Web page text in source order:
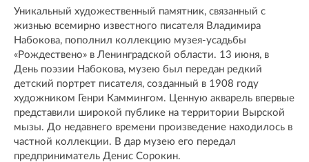
Уникальный художественный памятник, связанный с
жизнью всемирно известного писателя Владимира
Набокова, пополнил коллекцию музея-усадьбы
«Рождествено» в Ленинградской области. 13 июня, в
День поэзии Набокова, музею был передан редкий
детский портрет писателя, созданный в 1908 году
художником Генри Каммингом. Ценную акварель впервые
представили широкой публике на территории Вырской
мызы. До недавнего времени произведение находилось в
частной коллекции. В дар музею его передал
предприниматель Денис Сорокин.